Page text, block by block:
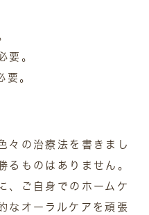
要。
。
の治療法を書きまし
るものはありません。
、ご自身でのホームケ
なオーラルケアを頑張